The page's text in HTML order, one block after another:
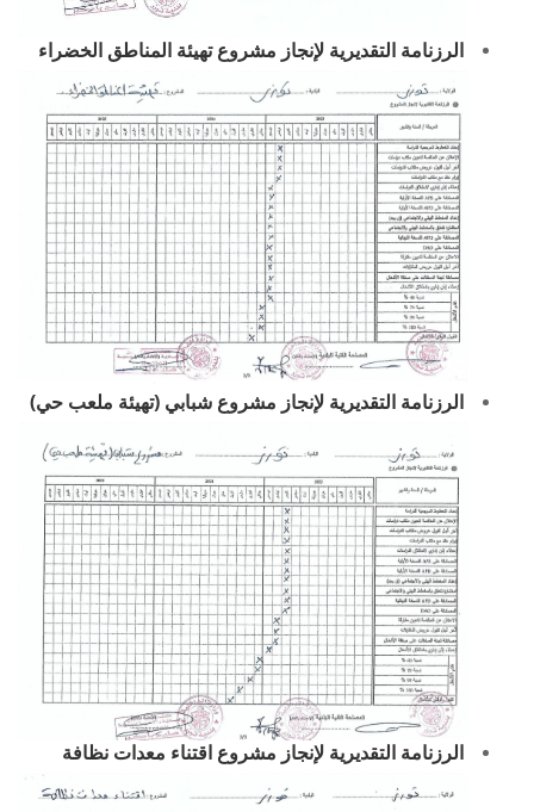
الرزنامة التقديرية لإنجاز مشروع تهيئة المناطق الخضراء
الرزنامة التقديرية لإنجاز مشروع شبابي (تهيئة ملعب حي)
الرزنامة التقديرية لإنجاز مشروع اقتناء معدات نظافة